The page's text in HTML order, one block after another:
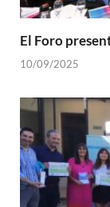
El Foro
10/09/2025